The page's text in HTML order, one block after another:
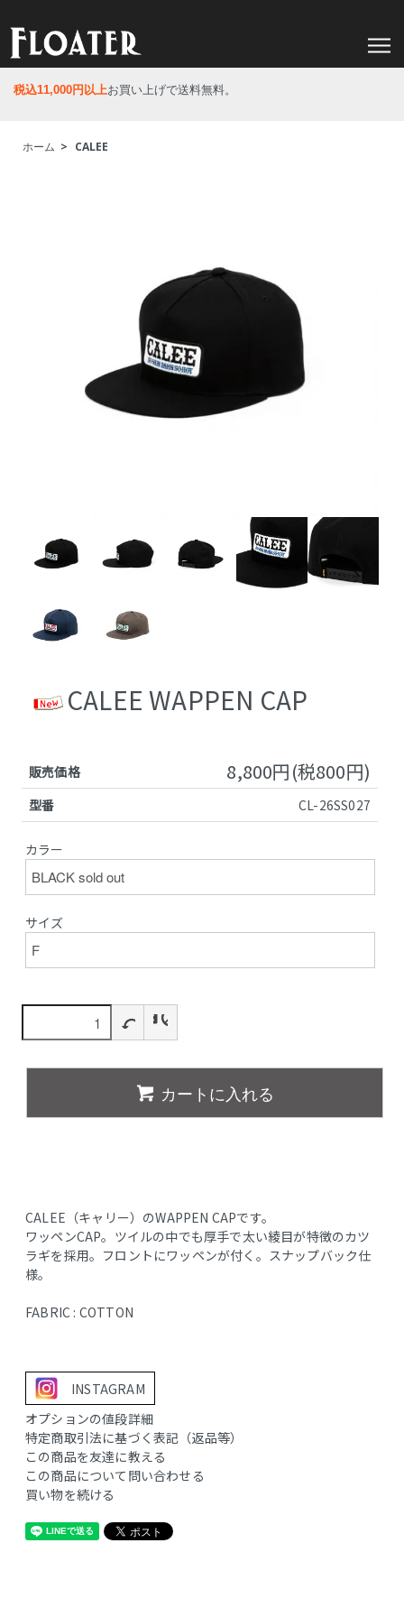
税込11,000円以上お買い上げで送料無料。
ホーム > CALEE
CALEE WAPPEN CAP
販売価格 8,800円(税800円)
型番 CL-26SS027
カラー
サイズ
カートに入れる
CALEE（キャリー）のWAPPEN CAPです。
ワッペンCAP。ツイルの中でも厚手で太い綾目が特徴のカツ
ラギを採用。フロントにワッペンが付く。スナップバック仕
様。
FABRIC : COTTON
INSTAGRAM
オプションの値段詳細
特定商取引法に基づく表記（返品等）
この商品を友達に教える
この商品について問い合わせる
買い物を続ける